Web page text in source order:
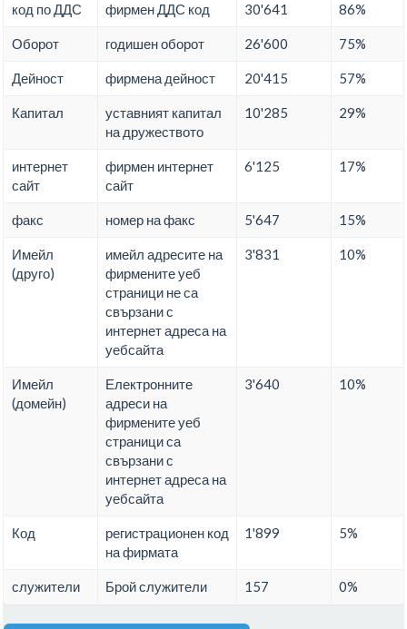
код по ДДС фирмен ДДС код 30'641 86%
Оборот годишен оборот 26'600 75%
Дейност фирмена дейност 20'415 57%
Капитал
уставният капитал
на дружеството
10'285 29%
интернет
сайт
фирмен интернет
сайт
6'125 17%
факс номер на факс 5'647 15%
Имейл
(друго)
имейл адресите на
фирмените уеб
страници не са
свързани с
интернет адреса на
уебсайта
3'831 10%
Имейл
(домейн)
Електронните
адреси на
фирмените уеб
страници са
свързани с
интернет адреса на
уебсайта
3'640 10%
Код
регистрационен код
на фирмата
1'899 5%
служители Брой служители 157 0%